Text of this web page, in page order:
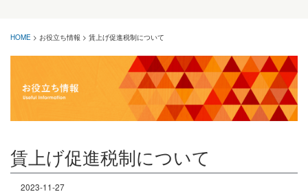
M&A
クリニックのかたへ
無料経営診断
海外進出支援
経理でお困りなら
顧問サービス
税務調査
クリニックのかたへ
無料経営診断
無料生命保険診断
アスリートのかたへ
HOME > お役立ち情報 > 賃上げ促進税制について
賃上げ促進税制について
2023-11-27